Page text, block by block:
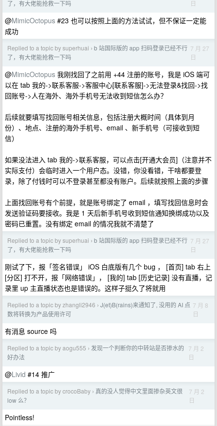
了，有大佬能抢救一下吗
日
@MimicOctopus #23 也可以按照上面的方法试试，但不保证一定能
成功
Replied to a topic by superhuai › b 站国际版的 app 扫码登录已经不行
了，有大佬能抢救一下吗
7 月 27
日
@MimicOctopus 我刚找回了之前用 +44 注册的账号，我是 iOS 端可
以在 tab 我的->联系客服->客服中心[联系客服]->无法登录&找回->找
回账号->人在海外、海外手机号无法收到短信怎么办？
后续就要填写找回账号相关信息，包括注册大概时间（具体到月
份）、地点、注册的海外手机号、email 、新手机号（可接收到短
信）
如果没法进入 tab 我的->联系客服，可以点击[开通大会员]（注意并不
实际支付）会临时进入一个用户态。没错，你没看错，干啥都要登
录，除了付钱时可以不登录甚至都没有账户。后续就按照上面的步骤
上面找回账号有个前提，就是账号绑定了 email ，填写找回信息时会
发送验证码要接收。我是 1 天后新手机号收到短信通知换绑成功以及
密码已重置。没有绑定 email 的情况我就不清楚了
Replied to a topic by superhuai › b 站国际版的 app 扫码登录已经不行
了，有大佬能抢救一下吗
7 月 27
日
刚试了下，报「签名错误」 iOS 白底版有几个 bug ， [首页] tab 右上
[分区] 打不开，报「网络错误」， [我的] tab [历史记录] 没有直播，记
录里 up 主直播状态也是错误的。这样子挺久了将就用
Replied to a topic by zhangli2946 › J(et)B(rains)来通知了, 没用的 AI 点
数将转换为产品使用许可
7 月 8
日
有消息 source 吗
Replied to a topic by aogu555 › 发现一个判断你的中转站是否掺水的
好办法
7 月 2
日
@Livid #14 推广
Replied to a topic by crocoBaby › 真的没人觉得中文里面掺杂英文很
low 么？
7 月 2
日
Pointless!